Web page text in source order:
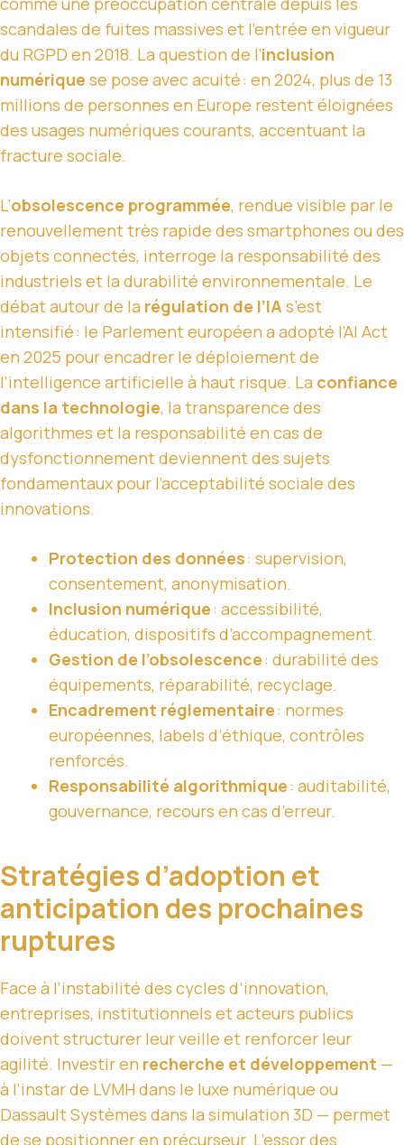
scandales de fuites massives et l’entrée en vigueur
du RGPD en 2018. La question de l’inclusion
numérique se pose avec acuité : en 2024, plus de 13
millions de personnes en Europe restent éloignées
des usages numériques courants, accentuant la
fracture sociale.
L’obsolescence programmée, rendue visible par le
renouvellement très rapide des smartphones ou des
objets connectés, interroge la responsabilité des
industriels et la durabilité environnementale. Le
débat autour de la régulation de l’IA s’est
intensifié : le Parlement européen a adopté l’AI Act
en 2025 pour encadrer le déploiement de
l’intelligence artificielle à haut risque. La confiance
dans la technologie, la transparence des
algorithmes et la responsabilité en cas de
dysfonctionnement deviennent des sujets
fondamentaux pour l’acceptabilité sociale des
innovations.
Protection des données: supervision,
consentement, anonymisation.
Inclusion numérique: accessibilité,
éducation, dispositifs d’accompagnement.
Gestion de l’obsolescence: durabilité des
équipements, réparabilité, recyclage.
Encadrement réglementaire: normes
européennes, labels d’éthique, contrôles
renforcés.
Responsabilité algorithmique: auditabilité,
gouvernance, recours en cas d’erreur.
Stratégies d’adoption et
anticipation des prochaines
ruptures
Face à l’instabilité des cycles d’innovation,
entreprises, institutionnels et acteurs publics
doivent structurer leur veille et renforcer leur
agilité. Investir en recherche et développement —
à l’instar de LVMH dans le luxe numérique ou
Dassault Systèmes dans la simulation 3D — permet
de se positionner en précurseur. L’essor des